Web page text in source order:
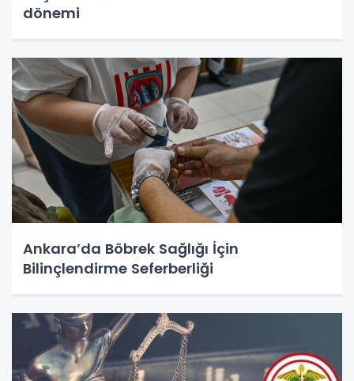
dönemi
Ankara’da Böbrek Sağlığı İçin
Bilinçlendirme Seferberliği